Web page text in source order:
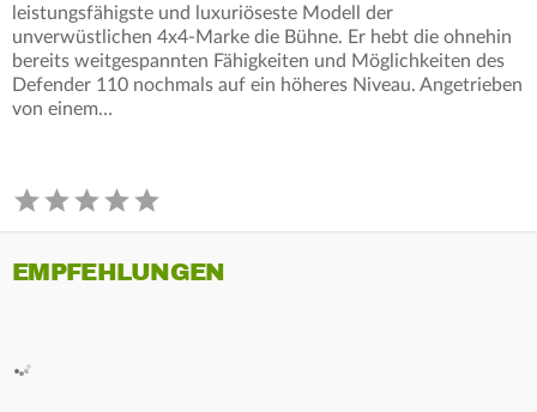
leistungsfähigste und luxuriöseste Modell der
unverwüstlichen 4x4‑Marke die Bühne. Er hebt die ohnehin
bereits weitgespannten Fähigkeiten und Möglichkeiten des
Defender 110 nochmals auf ein höheres Niveau. Angetrieben
von einem…
EMPFEHLUNGEN